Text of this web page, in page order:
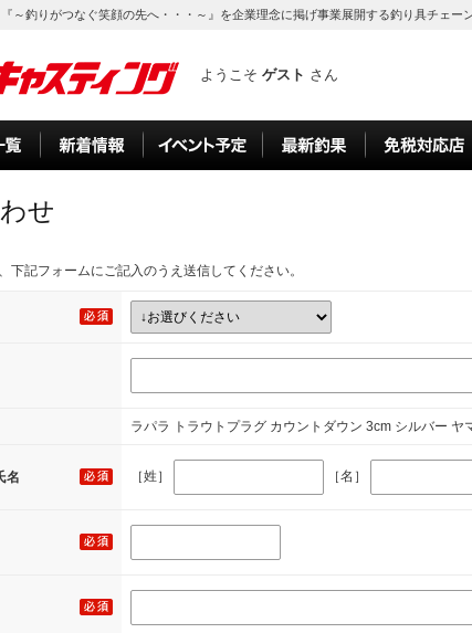
～釣りがつなぐ笑顔の先へ・・・～』を企業理念に掲げ事業展開する釣り具チェーン
ようこそ ゲスト さん
せ
下記フォームにご記入のうえ送信してください。
ラパラ トラウトプラグ カウントダウン 3cm シルバー ヤ
名 ［姓］ ［名］